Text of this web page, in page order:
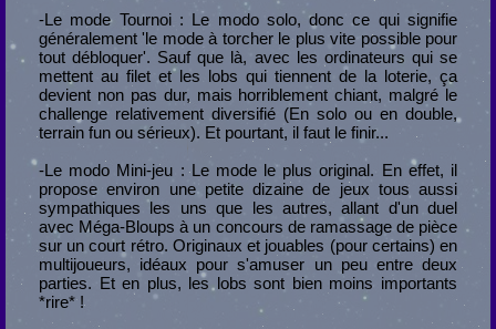
-Le mode Tournoi : Le modo solo, donc ce qui signifie
généralement 'le mode à torcher le plus vite possible pour
tout débloquer'. Sauf que là, avec les ordinateurs qui se
mettent au filet et les lobs qui tiennent de la loterie, ça
devient non pas dur, mais horriblement chiant, malgré le
challenge relativement diversifié (En solo ou en double,
terrain fun ou sérieux). Et pourtant, il faut le finir...
-Le modo Mini-jeu : Le mode le plus original. En effet, il
propose environ une petite dizaine de jeux tous aussi
sympathiques les uns que les autres, allant d'un duel
avec Méga-Bloups à un concours de ramassage de pièce
sur un court rétro. Originaux et jouables (pour certains) en
multijoueurs, idéaux pour s'amuser un peu entre deux
parties. Et en plus, les lobs sont bien moins importants
*rire* !